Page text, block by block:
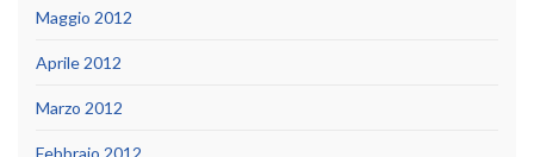
Maggio 2012
Aprile 2012
Marzo 2012
Febbraio 2012